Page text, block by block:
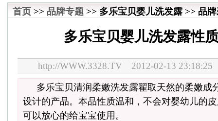
不能再单纯地销售产品,而要向增强服务转型,毕竟母婴产品比较特殊。”
妇幼广场
首页 >> 品牌专题 >> 多乐宝贝婴儿洗发露 >> 品
多乐宝贝婴儿洗发露性
http://WWW.3328.TV 2012-02-13
多乐宝贝清润柔嫩洗发露翟取天然的柔嫩成
设计的产品。本品性质温和，不会对婴幼儿的
可以放心的给宝宝使用。